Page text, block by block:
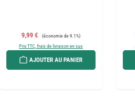
Prix de vente :
9,99 € Prix régulier :
(économie de 9.1%)
Prix TTC, frais de livraison en sus
AJOUTER AU PANIER